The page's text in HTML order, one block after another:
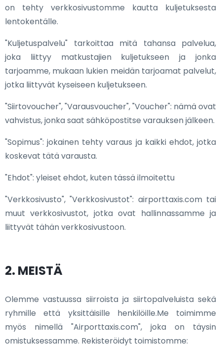
on tehty verkkosivustomme kautta kuljetuksesta
lentokentälle.
"Kuljetuspalvelu" tarkoittaa mitä tahansa palvelua,
joka liittyy matkustajien kuljetukseen ja jonka
tarjoamme, mukaan lukien meidän tarjoamat palvelut,
jotka liittyvät kyseiseen kuljetukseen.
"Siirtovoucher", "Varausvoucher", "Voucher": nämä ovat
vahvistus, jonka saat sähköpostitse varauksen jälkeen.
"Sopimus": jokainen tehty varaus ja kaikki ehdot, jotka
koskevat tätä varausta.
"Ehdot": yleiset ehdot, kuten tässä ilmoitettu
"Verkkosivusto", "Verkkosivustot": airporttaxis.com tai
muut verkkosivustot, jotka ovat hallinnassamme ja
liittyvät tähän verkkosivustoon.
2. MEISTÄ
Olemme vastuussa siirroista ja siirtopalveluista sekä
ryhmille että yksittäisille henkilöille.Me toimimme
myös nimellä "Airporttaxis.com", joka on täysin
omistuksessamme. Rekisteröidyt toimistomme: